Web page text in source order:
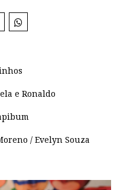
e Ronaldo
/ Evelyn Souza